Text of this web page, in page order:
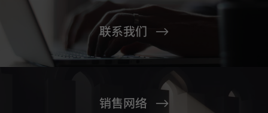
联系我们
销售网络